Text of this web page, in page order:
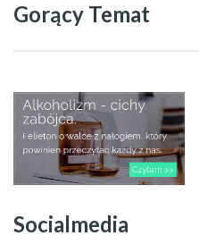
Gorący Temat
Socialmedia